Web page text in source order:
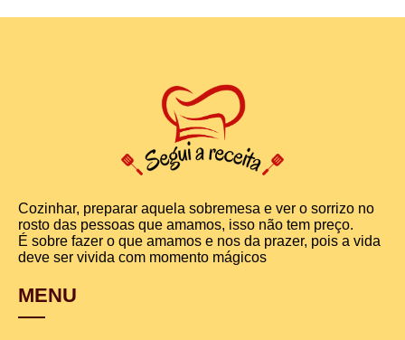
Cozinhar, preparar aquela sobremesa e ver o sorrizo no
rosto das pessoas que amamos, isso não tem preço.
É sobre fazer o que amamos e nos da prazer, pois a vida
deve ser vivida com momento mágicos
MENU